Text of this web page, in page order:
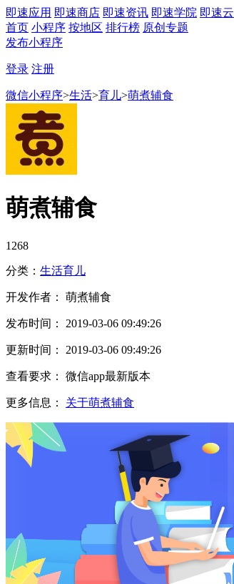
即速应用 即速商店 即速资讯 即速学院 即速云
首页 小程序 按地区 排行榜 原创专题
发布小程序
登录 注册
微信小程序>生活>育儿>萌煮辅食
萌煮辅食
1268
分类： 生活育儿
开发作者： 萌煮辅食
发布时间： 2019-03-06 09:49:26
更新时间： 2019-03-06 09:49:26
查看要求： 微信app最新版本
更多信息： 关于萌煮辅食